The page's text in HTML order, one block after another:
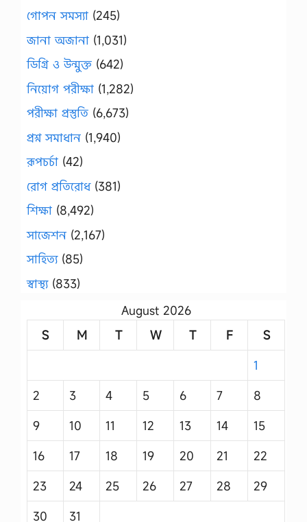
গোপন সমস্যা (245)
জানা অজানা (1,031)
ডিগ্রি ও উন্মুক্ত (642)
নিয়োগ পরীক্ষা (1,282)
পরীক্ষা প্রস্তুতি (6,673)
প্রশ্ন সমাধান (1,940)
রূপচর্চা (42)
রোগ প্রতিরোধ(381)
শিক্ষা (8,492)
সাজেশন (2,167)
সাহিত্য(85)
স্বাস্থ্য(833)
August 2026
S
M T W T F
S
1
2
3 4 5 6 7
8
9
10 11 12 13 14
15
16
17 18 19 20 21
22
23
24 25 26 27 28
29
30
31